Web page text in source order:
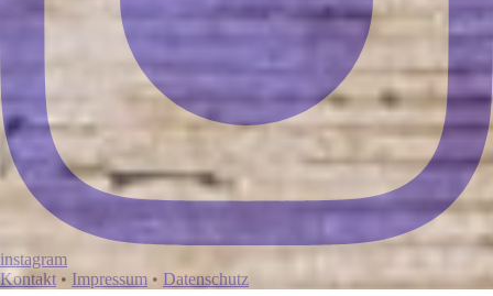
instagram
Kontakt • Impressum • Datenschutz